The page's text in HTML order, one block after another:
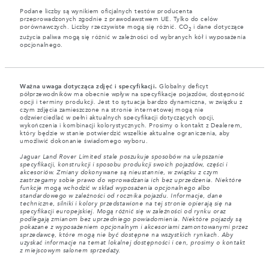
Podane liczby są wynikiem oficjalnych testów producenta
przeprowadzonych zgodnie z prawodawstwem UE. Tylko do celów
porównawczych. Liczby rzeczywiste mogą się różnić. CO2 i dane dotyczące
zużycia paliwa mogą się różnić w zależności od wybranych kół i wyposażenia
opcjonalnego.
Ważna uwaga dotycząca zdjęć i specyfikacji. Globalny deficyt
półprzewodników ma obecnie wpływ na specyfikacje pojazdów, dostępność
opcji i terminy produkcji. Jest to sytuacja bardzo dynamiczna, w związku z
czym zdjęcia zamieszczone na stronie internetowej mogą nie
odzwierciedlać w pełni aktualnych specyfikacji dotyczących opcji,
wykończenia i kombinacji kolorystycznych. Prosimy o kontakt z Dealerem,
który będzie w stanie potwierdzić wszelkie aktualne ograniczenia, aby
umożliwić dokonanie świadomego wyboru.
Jaguar Land Rover Limited stale poszukuje sposobów na ulepszanie
specyfikacji, konstrukcji i sposobu produkcji swoich pojazdów, części i
akcesoriów. Zmiany dokonywane są nieustannie, w związku z czym
zastrzegamy sobie prawo do wprowadzania ich bez uprzedzenia. Niektóre
funkcje mogą wchodzić w skład wyposażenia opcjonalnego albo
standardowego w zależności od rocznika pojazdu. Informacje, dane
techniczne, silniki i kolory przedstawione na tej stronie opierają się na
specyfikacji europejskiej. Mogą różnić się w zależności od rynku oraz
podlegają zmianom bez uprzedniego powiadomienia. Niektóre pojazdy są
pokazane z wyposażeniem opcjonalnym i akcesoriami zamontowanymi przez
sprzedawcę, które mogą nie być dostępne na wszystkich rynkach. Aby
uzyskać informacje na temat lokalnej dostępności i cen, prosimy o kontakt
z miejscowym salonem sprzedaży.